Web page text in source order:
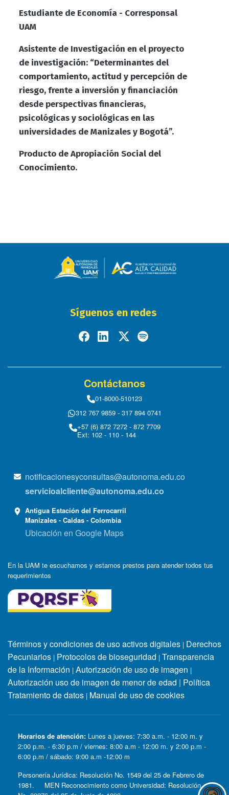
Estudiante de Economía - Corresponsal
UAM
Asistente de Investigación en el proyecto
de investigación: “Determinantes del
comportamiento, actitud y percepción de
riesgo, frente a inversión y financiación
desde perspectivas financieras,
psicológicas y sociológicas en las
universidades de Manizales y Bogotá”.
Producto de Apropiación Social del
Conocimiento.
Síguenos en redes
Contáctanos
01-8000-510123
312 767 9859 - 317 894 0741
+57 (6) 872 7272 - 872 7709
Ext: 102 - 110 - 144
notificacionesyconsultas@autonoma.edu.co
servicioalcliente@autonoma.edu.co
Antigua Estación del Ferrocarril
Manizales - Caldas - Colombia
Ubicación en Google Maps
En la UAM te escuchamos y estamos prestos para atender todos tus
requerimientos
Términos y condiciones de uso activos digitales | Derechos
Pecuniarios | Protocolos de bioseguridad | Transparencia
de la Información | Autorización de uso de imagen |
Autorización uso de imagen de menor de edad | Política
Tratamiento de datos | Manual de uso de cookies
Horarios de atención: Lunes a jueves: 7:30 a.m. - 12:00 m. y
2:00 p.m. - 6:30 p.m / viernes: 8:00 a.m - 12:00 m. y 2:00 p.m -
6:00 p.m / sábado: 9:00 a.m -12:00 m
Personería Jurídica: Resolución No. 1549 del 25 de Febrero de
1981. MEN Reconocimiento como Universidad: Resolución